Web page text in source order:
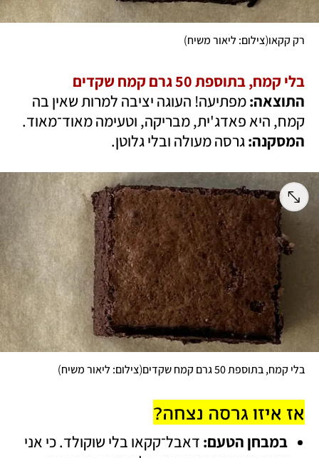
רק קקאו(צילום: ליאור משיח)
בלי קמח, בתוספת 50 גרם קמח שקדים
התוצאה:
קמח, היא פאדג'ית, מבריקה, וטעימה מאוד־מאוד.
המסקנה: גרסה מעולה ובלי גלוטן.
בלי קמח, בתוספת 50 גרם קמח שקדים (צילום: ליאור משיח)
אז איזו גרסה נצחה?
במבחן הטעם: